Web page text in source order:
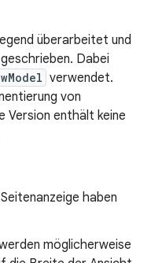
überarbeitet und
Dabei
verwendet.
von
Version enthält keine
haben
möglicherweise